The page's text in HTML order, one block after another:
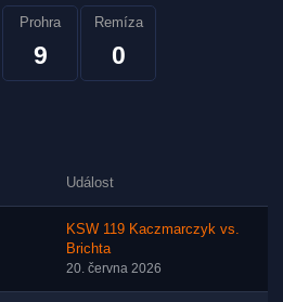
Prohra
9
Remíza
0
Událost
KSW 119 Kaczmarczyk vs.
Brichta
20. června 2026